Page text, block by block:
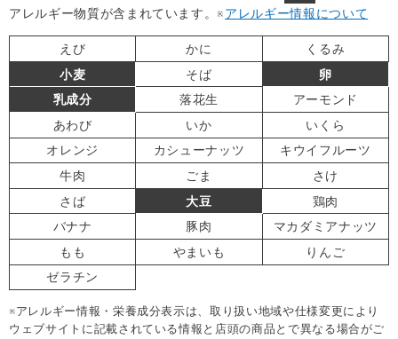
アレルギー物質が含まれています。※アレルギー情報について
えび かに
くるみ
小麦
そば
卵
乳成分
落花生
アーモンド
あわび
いか
いくら
オレンジ
カシューナッツ
キウイフルーツ
牛肉
ごま
さけ
さば
大豆
鶏肉
バナナ
豚肉
マカダミアナッツ
もも
やまいも
りんご
ゼラチン
※アレルギー情報・栄養成分表示は、取り扱い地域や仕様変更により
ウェブサイトに記載されている情報と店頭の商品とで異なる場合がご